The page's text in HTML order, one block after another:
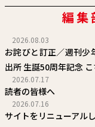
編集
2026.08.03
お詫びと訂正／週刊少
出所 生誕50周年記念
2026.07.17
読者の皆様へ
2026.07.16
サイトをリニューアル